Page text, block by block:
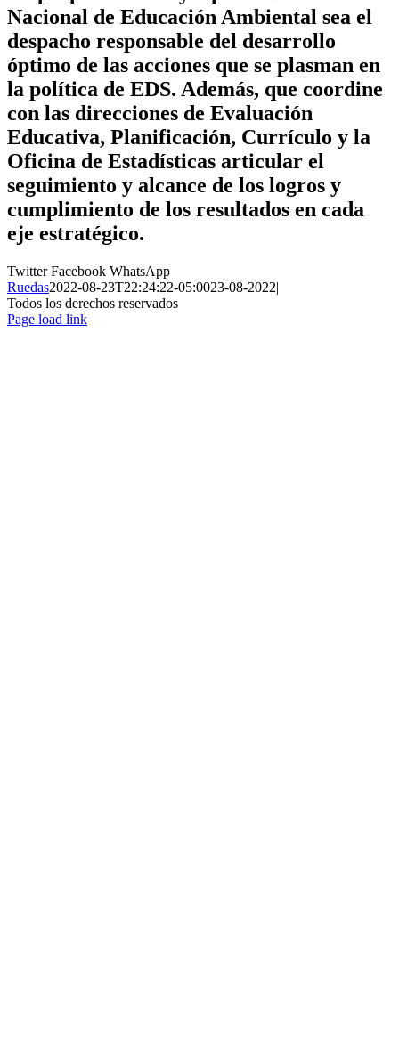
Nacional de Educación Ambiental sea el
despacho responsable del desarrollo
óptimo de las acciones que se plasman en
la política de EDS. Además, que coordine
con las direcciones de Evaluación
Educativa, Planificación, Currículo y la
Oficina de Estadísticas articular el
seguimiento y alcance de los logros y
cumplimiento de los resultados en cada
eje estratégico.
TwitterFacebook WhatsApp
Ruedas2022-08-23T22:24:22-05:0023-08-2022|
Todos los derechos reservados
Page load link